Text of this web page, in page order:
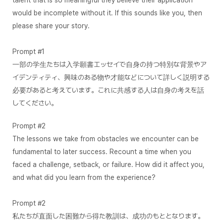
would be incomplete without it. If this sounds like you, then
please share your story.
Prompt #1
一部の学生たちは入学願書エッセイで自身の持つ特別な背景やア
イデンティティ、興味のある物や才能などについて詳しく説明する
必要があると考えています。これに共感する人は自身の考えを話
してください。
Prompt #2
The lessons we take from obstacles we encounter can be
fundamental to later success. Recount a time when you
faced a challenge, setback, or failure. How did it affect you,
and what did you learn from the experience?
Prompt #2
私たちが直面した困難から得た教訓は、成功のもととなります。